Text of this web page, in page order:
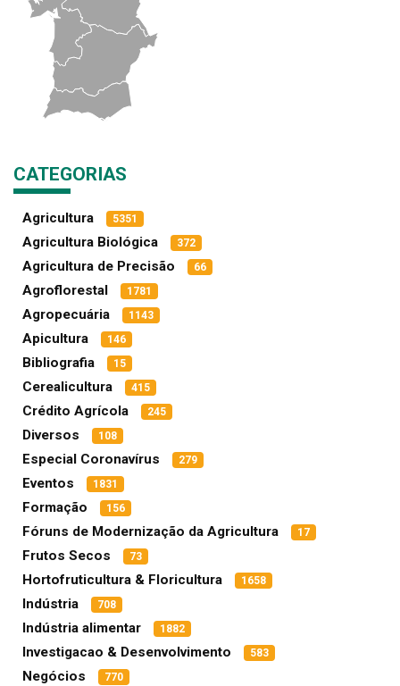
CATEGORIAS
Agricultura 5351
Agricultura Biológica 372
Agricultura de Precisão 66
Agroflorestal 1781
Agropecuária 1143
Apicultura 146
Bibliografia 15
Cerealicultura 415
Crédito Agrícola 245
Diversos 108
Especial Coronavírus 279
Eventos 1831
Formação 156
Fóruns de Modernização da Agricultura 17
Frutos Secos 73
Hortofruticultura & Floricultura 1658
Indústria 708
Indústria alimentar 1882
Investigacao & Desenvolvimento 583
Negócios 770